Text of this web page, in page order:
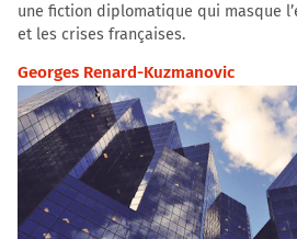
une fiction diplomatique qui masque
et les crises françaises.
Georges Renard-Kuzmanovic